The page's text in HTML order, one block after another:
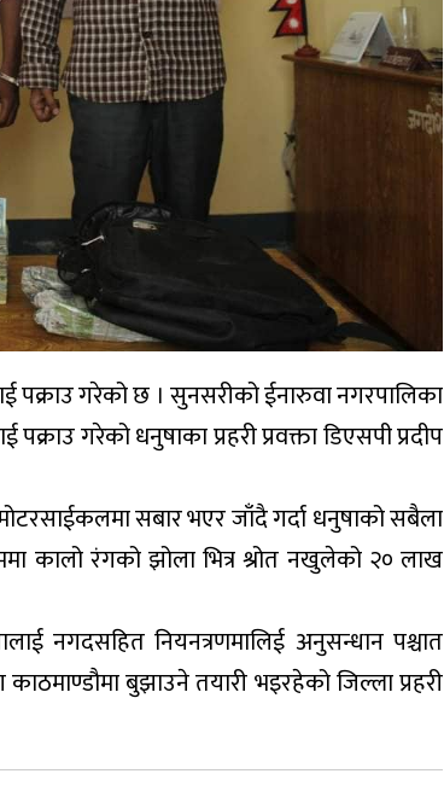
पक्राउ गरेको छ । सुनसरीको ईनारुवा नगरपालिका
गरेको धनुषाका प्रहरी प्रवक्ता डिएसपी प्रदीप
सबार भएर जाँदै गर्दा धनुषाको सबैला
कालो रंगको झोला भित्र श्रोत नखुलेको २० लाख
नगदसहित नियनत्रणमालिई अनुसन्धान पश्चात
बुझाउने तयारी भइरहेको जिल्ला प्रहरी